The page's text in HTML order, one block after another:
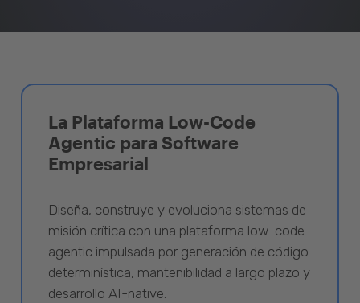
La Plataforma Low-Code
Agentic para Software
Empresarial
Diseña, construye y evoluciona sistemas de
misión crítica con una plataforma low-code
agentic impulsada por generación de código
determinística, mantenibilidad a largo plazo y
desarrollo AI-native.